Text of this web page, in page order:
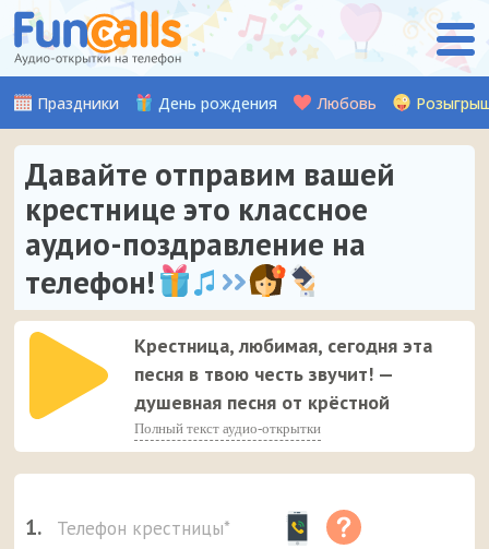
Праздники День рождения Любовь
Давайте отправим вашей
крестнице это классное
аудио-поздравление на
телефон!
Крестница, любимая, сегодня эта
песня в твою честь звучит! —
душевная песня от крёстной
Полный текст аудио-открытки
1.